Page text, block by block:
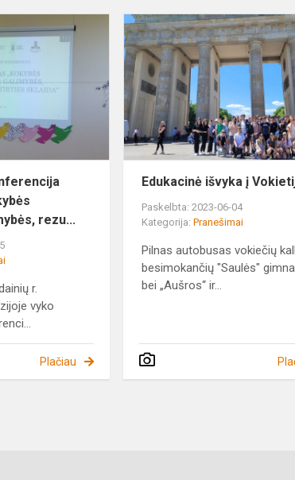
Respublikinė
konferencija
,,Projektas
,,Kokybės
krepšelis“:...
rezu...
r.
vyko
Plačiau
Edukacinė išvyka į
Paskelbta: 2023-06-04
Kategorija:Pranešimai
Pilnas autobusas vokiečių
besimokančių "Saulės"
bei „Aušros“ ir...